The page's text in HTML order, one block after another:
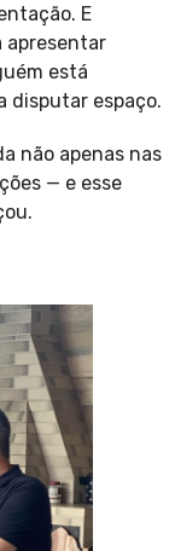
E
apresentar
está
disputar espaço.
não apenas nas
— e esse